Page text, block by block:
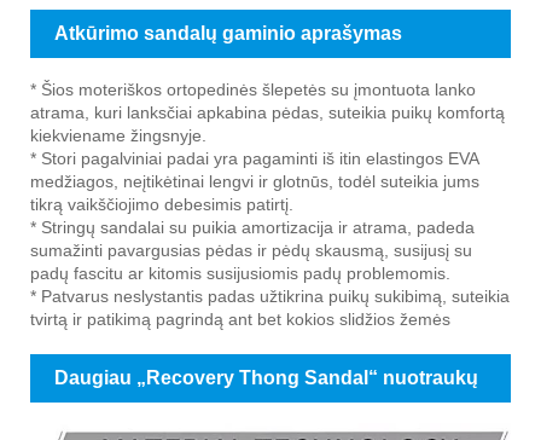
Atkūrimo sandalų gaminio aprašymas
* Šios moteriškos ortopedinės šlepetės su įmontuota lanko
atrama, kuri lanksčiai apkabina pėdas, suteikia puikų komfortą
kiekviename žingsnyje.
* Stori pagalviniai padai yra pagaminti iš itin elastingos EVA
medžiagos, neįtikėtinai lengvi ir glotnūs, todėl suteikia jums
tikrą vaikščiojimo debesimis patirtį.
* Stringų sandalai su puikia amortizacija ir atrama, padeda
sumažinti pavargusias pėdas ir pėdų skausmą, susijusį su
padų fascitu ar kitomis susijusiomis padų problemomis.
* Patvarus neslystantis padas užtikrina puikų sukibimą, suteikia
tvirtą ir patikimą pagrindą ant bet kokios slidžios žemės
Daugiau „Recovery Thong Sandal“ nuotraukų